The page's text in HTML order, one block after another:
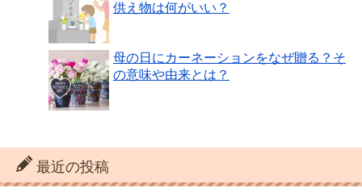
供え物は何がいい？
母の日にカーネーションをなぜ贈る？そ
の意味や由来とは？
最近の投稿